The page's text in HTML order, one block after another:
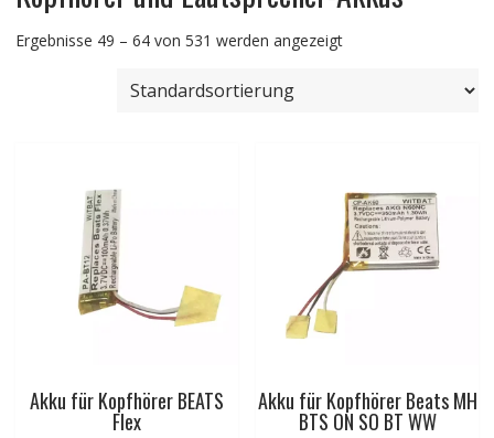
Ergebnisse 49 – 64 von 531 werden angezeigt
Akku für Kopfhörer BEATS
Flex
Akku für Kopfhörer Beats MH
BTS ON SO BT WW